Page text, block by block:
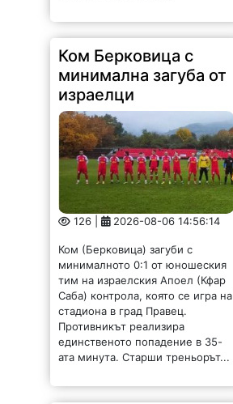
Ком Берковица с
минимална загуба от
израелци
126 | 2026-08-06 14:56:14
Ком (Берковица) загуби с
минималното 0:1 от юношеския
тим на израелския Апоел (Кфар
Саба) контрола, която се игра на
стадиона в град Правец.
Противникът реализира
единственото попадение в 35-
ата минута. Старши треньорът...